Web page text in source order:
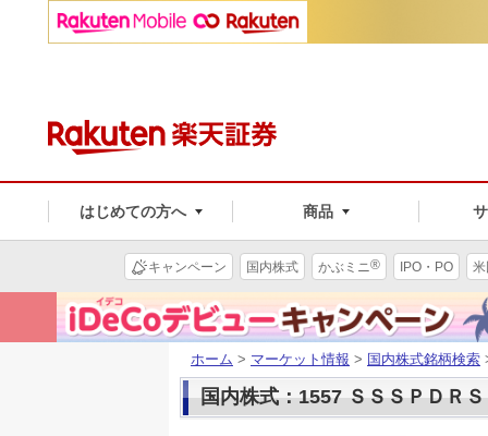
はじめての方へ 商品
キャンペーン 国内株式 かぶミニ® IPO・PO
ホーム > マーケット情報 > 国内株式銘柄検索
国内株式：1557 ＳＳＳＰＤＲ